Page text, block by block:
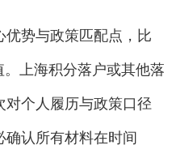
势与政策匹配点，比
上海积分落户或其他落
对个人履历与政策口径
认所有材料在时间